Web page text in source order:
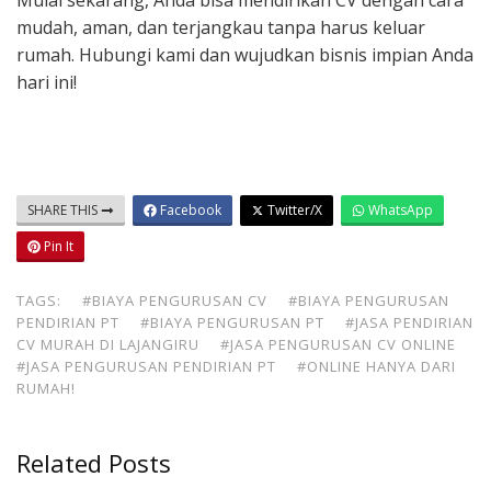
mudah, aman, dan terjangkau tanpa harus keluar
rumah. Hubungi kami dan wujudkan bisnis impian Anda
hari ini!
SHARE THIS Facebook Twitter/X
WhatsApp
Pin It
TAGS: #BIAYA PENGURUSAN CV
#BIAYA PENGURUSAN
PENDIRIAN PT
#BIAYA PENGURUSAN PT
#JASA PENDIRIAN
CV MURAH DI LAJANGIRU
#JASA PENGURUSAN CV ONLINE
#JASA PENGURUSAN PENDIRIAN PT
#ONLINE HANYA DARI
RUMAH!
Related Posts